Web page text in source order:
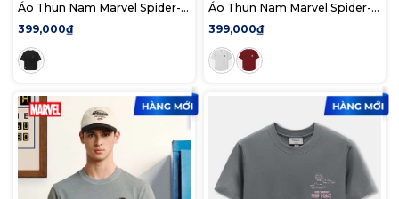
Áo Thun Nam Marvel Spider-
Man Archival Power Form
399,000₫
Áo Thun Nam Marvel Spider-
Man Webline Form Regular
399,000₫